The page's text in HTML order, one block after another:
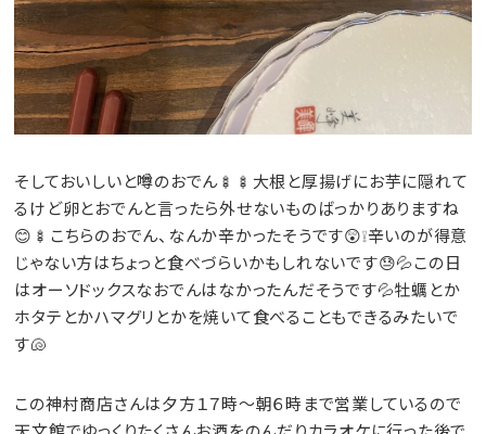
そしておいしいと噂のおでん🍢🍢大根と厚揚げにお芋に隠れて
るけど卵とおでんと言ったら外せないものばっかりありますね
😊🍢こちらのおでん、なんか辛かったそうです😲❕辛いのが得意
じゃない方はちょっと食べづらいかもしれないです😓💦この日
はオーソドックスなおでんはなかったんだそうです💦牡蠣とか
ホタテとかハマグリとかを焼いて食べることもできるみたいで
す🐚
この神村商店さんは夕方１７時～朝６時まで営業しているので